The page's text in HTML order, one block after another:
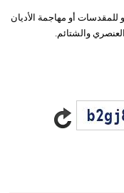
للمقدسات أو مهاجمة الأديان
والشتائم.